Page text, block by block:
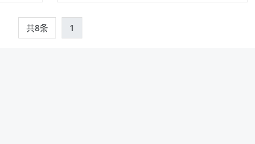
共8条 1